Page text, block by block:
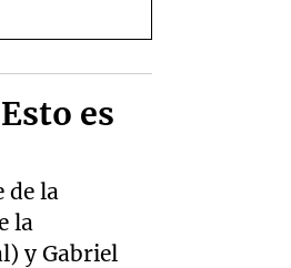
es
de la
la
y Gabriel